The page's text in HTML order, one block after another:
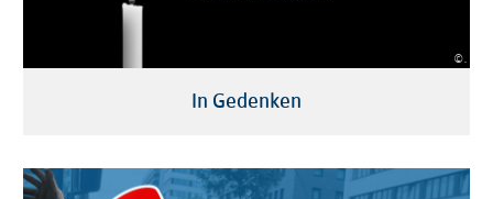
© .
In Gedenken